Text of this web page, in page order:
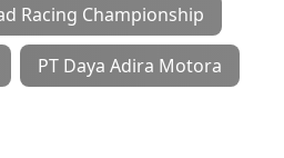
Racing Championship
PT Daya Adira Motora